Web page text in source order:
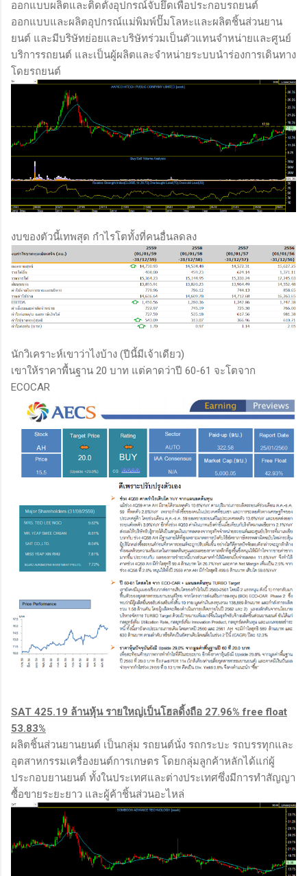
ออกแบบผลิตและติดตั้งอุปกรณ์จับยึดเพื่อประกอบรถยนต์
ออกแบบและผลิตอุปกรณ์แม่พิมพ์ปั๊มโลหะและผลิตชิ้นส่วนยาน
ยนต์ และมีบริษัทย่อยและบริษัทร่วมเป็นตัวแทนจำหน่ายและศูนย์
บริการรถยนต์ และเป็นผู้ผลิตและจำหน่ายระบบนำร่องการเดินทาง
โดยรถยนต์
งบของตัวนี้เทพสุด กำไรโตทั้งที่คนอื่นลดลง
นักวิเคราะห์เขาว่าไงบ้าง (ปีนี้มีเจ้าเดียว)
เขาให้ราคาพื้นฐาน 20 บาท แต่คาดว่าปี 60-61 จะโตจาก
ECOCAR
SAT 425.19 ล้านหุ้น รายใหญ่เป็นโฮลดิ้งถือ 27.96% free float
53.83%
ผลิตชิ้นส่วนยานยนต์ เป็นกลุ่ม รถยนต์นั่ง รถกระบะ รถบรรทุกและ
อุตสาหกรรมเครื่องยนต์การเกษตร โดยกลุ่มลูกค้าหลักได้แก่ผู้
ประกอบยานยนต์ ทั้งในประเทศและต่างประเทศซึ่งมีการทำสัญญา
ซื้อขายระยะยาว และผู้ค้าชิ้นส่วนอะไหล่